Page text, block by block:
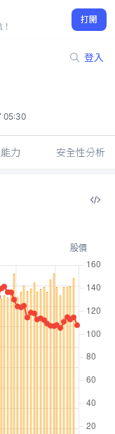
打開
登入
05:30
力 安全性分析